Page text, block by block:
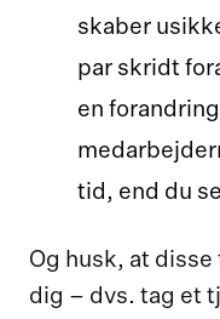
skaber
par skridt
en
tid, end du
Og husk, at
dig – dvs. tag et